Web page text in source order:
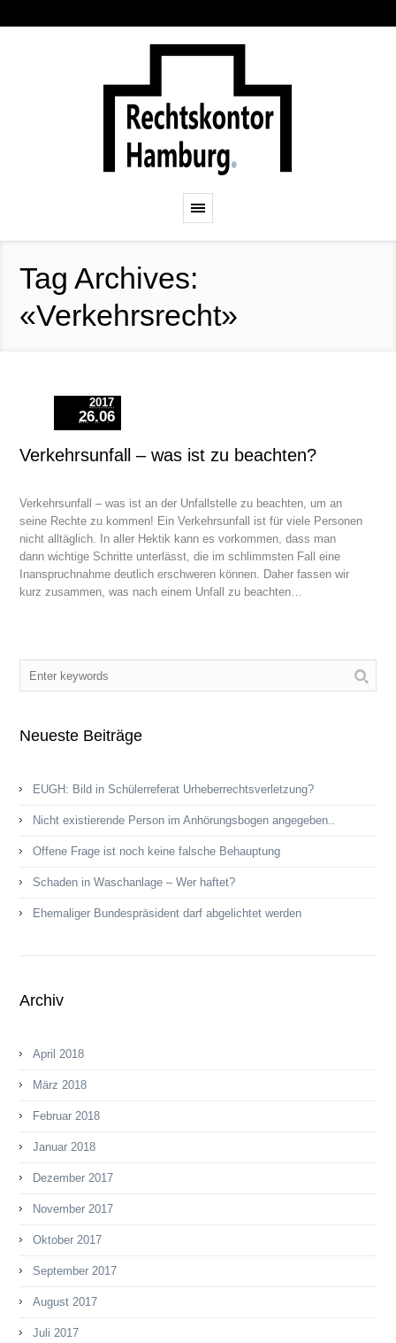
Tag Archives:
«Verkehrsrecht»
2017
26.06
Verkehrsunfall – was ist zu beachten?
Verkehrsunfall – was ist an der Unfallstelle zu beachten, um an
seine Rechte zu kommen! Ein Verkehrsunfall ist für viele Personen
nicht alltäglich. In aller Hektik kann es vorkommen, dass man
dann wichtige Schritte unterlässt, die im schlimmsten Fall eine
Inanspruchnahme deutlich erschweren können. Daher fassen wir
kurz zusammen, was nach einem Unfall zu beachten…
Neueste Beiträge
EUGH: Bild in Schülerreferat Urheberrechtsverletzung?
Nicht existierende Person im Anhörungsbogen angegeben..
Offene Frage ist noch keine fal­sche Behaup­tung
Schaden in Waschanlage – Wer haftet?
Ehemaliger Bundespräsident darf abgelichtet werden
Archiv
April 2018
März 2018
Februar 2018
Januar 2018
Dezember 2017
November 2017
Oktober 2017
September 2017
August 2017
Juli 2017